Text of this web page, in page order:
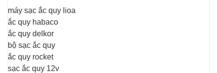
máy sạc ắc quy lioa
ắc quy habaco
ắc quy delkor
bộ sạc ắc quy
ắc quy rocket
sạc ắc quy 12v